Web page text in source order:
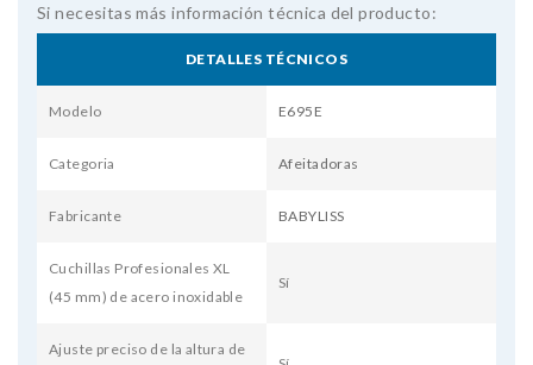
Si necesitas más información técnica del producto:
DETALLES TÉCNICOS
Modelo E695E
Categoria Afeitadoras
Fabricante BABYLISS
Cuchillas Profesionales XL
(45 mm) de acero inoxidable
Sí
Ajuste preciso de la altura de